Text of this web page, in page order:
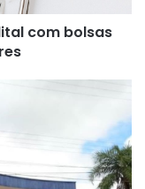
com bolsas